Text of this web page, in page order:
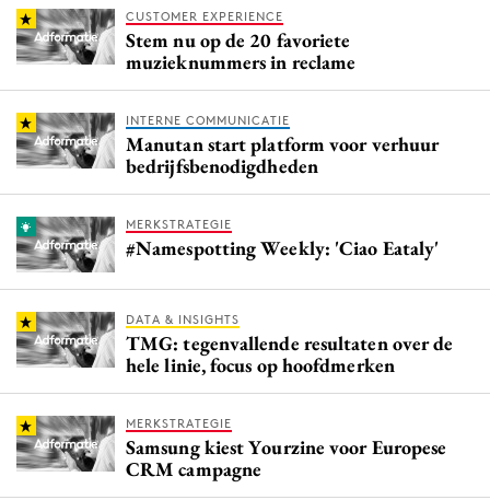
CUSTOMER EXPERIENCE
Stem nu op de 20 favoriete
muzieknummers in reclame
INTERNE COMMUNICATIE
Manutan start platform voor verhuur
bedrijfsbenodigdheden
MERKSTRATEGIE
#Namespotting Weekly: 'Ciao Eataly'
DATA & INSIGHTS
TMG: tegenvallende resultaten over de
hele linie, focus op hoofdmerken
MERKSTRATEGIE
Samsung kiest Yourzine voor Europese
CRM campagne